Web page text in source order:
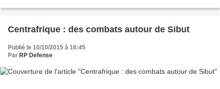
Centrafrique : des combats autour de Sibut
Publié le 10/10/2015 à 16:45
Par RP Defense